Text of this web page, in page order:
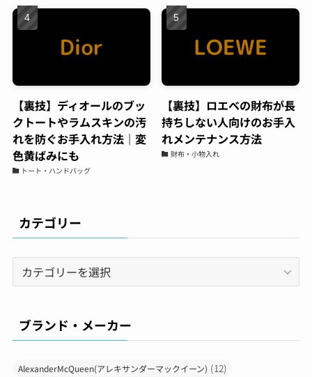
いの買ったら持って行こうと思います
00:07 29 Aug 22
コーティングをお願いしてきました。普段ばき
のスニーカーならば、汚れたら買い替えればよ
いやという気持ちですが、高級ブランドのスニ
ーカーだとお値段も張るため、長く大切に履き
たいと思い依頼をしました。表面は、ガラス、
撥水のダブルコーティングでソールにはセラミ
ると思えば惜しくないお金かと。綺麗に仕上げ
や、説明もしっかりしており、実際にコーティ
ングをお願いしたバック、時計、ゴルフクラ
See All Reviews
【裏技】ディオールのブッ
クトートやラムスキンの汚
れを防ぐお手入れ方法｜変
色黄ばみにも
トート・ハンドバッグ
【裏技】ロエベの財布が長
持ちしない人向けのお手入
れメンテナンス方法
財布・小物入れ
カテゴリー
テ
ー
ブランド・メーカー
AlexanderMcQueen(アレキサンダーマックイーン) (12)